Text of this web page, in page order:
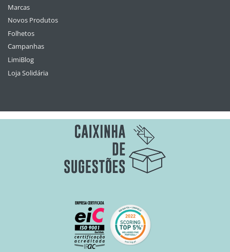
Marcas
Novos Produtos
Folhetos
Campanhas
LimiBlog
Loja Solidária